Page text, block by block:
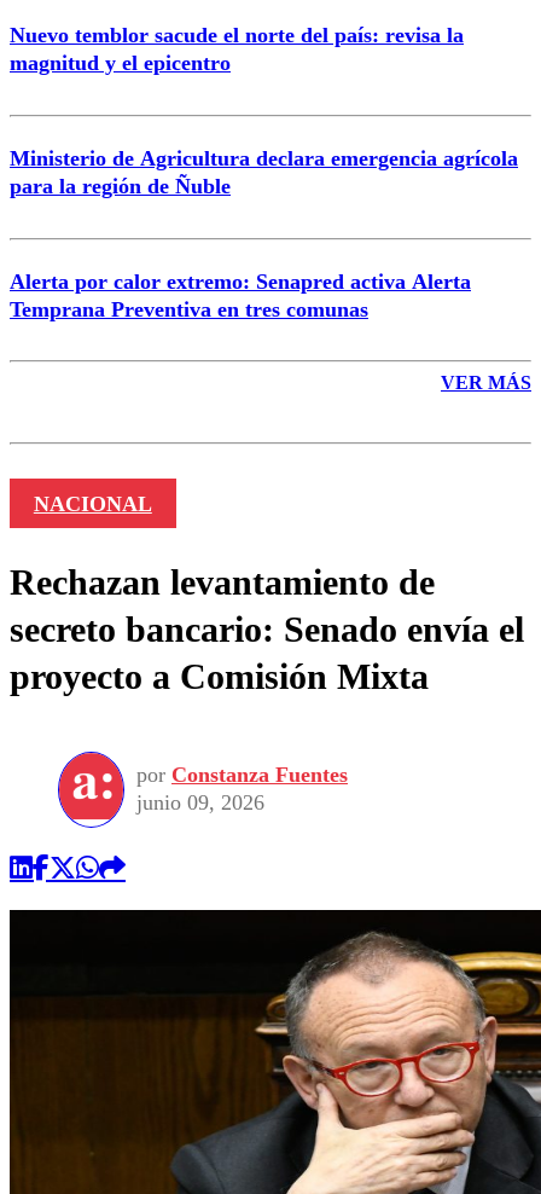
Nuevo temblor sacude el norte del país: revisa la
magnitud y el epicentro
Ministerio de Agricultura declara emergencia agrícola
para la región de Ñuble
Alerta por calor extremo: Senapred activa Alerta
Temprana Preventiva en tres comunas
VER MÁS
NACIONAL
Rechazan levantamiento de
secreto bancario: Senado envía el
proyecto a Comisión Mixta
por Constanza Fuentes
junio 09, 2026